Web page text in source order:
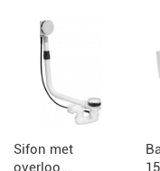
Sifon met
overloo...